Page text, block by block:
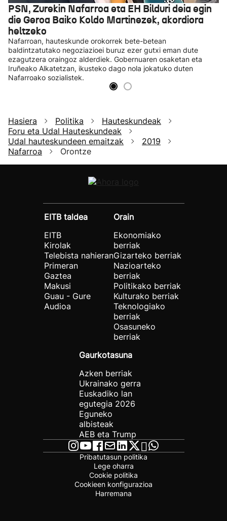
PSN, Zurekin Nafarroa eta EH Bilduri deia egin
die Geroa Baiko Koldo Martinezek, akordiora
heltzeko
Nafarroan, hauteskunde orokorrek bete-betean
baldintzatutako negoziazioei buruz ezer gutxi eman dute
ezagutzera oraingoz alderdiek. Gobernuaren osaketan eta
Iruñeako Alkatetzan, ikusteko dago nola jokatuko duten
Nafarroako sozialistek.
Hasiera Politika
Hauteskundeak
Foru eta Udal Hauteskundeak
Udal hauteskundeen emaitzak
2019
Nafarroa
Orontze
EITB taldea
EITB
Kirolak
Telebista nahieran
Primeran
Gaztea
Makusi
Guau - Gure
Audioa
Orain
Ekonomiako
berriak
Gizarteko berriak
Nazioarteko
berriak
Politikako berriak
Kulturako berriak
Teknologiako
berriak
Osasuneko
berriak
Gaurkotasuna
Azken berriak
Ukrainako gerra
Euskadiko lan
egutegia 2026
Eguneko
albisteak
AEB eta Trump
Pribatutasun politika
Lege oharra
Cookie politika
Cookieen konfigurazioa
Harremana